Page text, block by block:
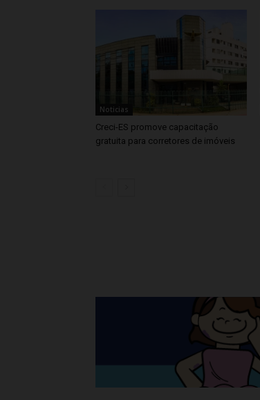
Noticias
Creci-ES promove capacitação
gratuita para corretores de imóveis